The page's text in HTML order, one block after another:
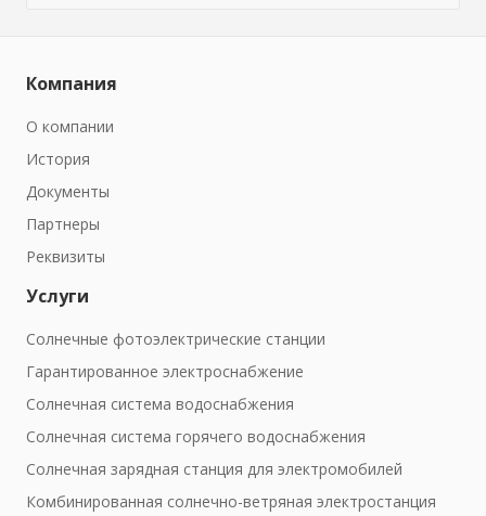
Компания
О компании
История
Документы
Партнеры
Реквизиты
Услуги
Солнечные фотоэлектрические станции
Гарантированное электроснабжение
Солнечная система водоснабжения
Солнечная система горячего водоснабжения
Солнечная зарядная станция для электромобилей
Комбинированная солнечно-ветряная электростанция